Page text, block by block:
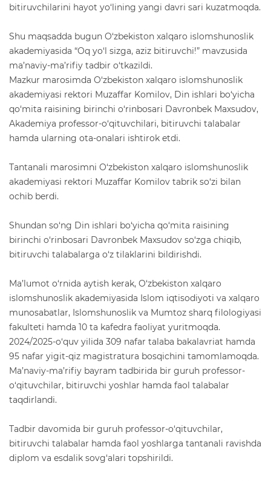
bitiruvchilarini hayot yo‘lining yangi davri sari kuzatmoqda.
Shu maqsadda bugun O‘zbekiston xalqaro islomshunoslik
akademiyasida “Oq yo‘l sizga, aziz bitiruvchi!” mavzusida
ma’naviy-ma’rifiy tadbir o‘tkazildi.
Mazkur marosimda O‘zbekiston xalqaro islomshunoslik
akademiyasi rektori Muzaffar Komilov, Din ishlari bo‘yicha
qo‘mita raisining birinchi o‘rinbosari Davronbek Maxsudov,
Akademiya professor-o‘qituvchilari, bitiruvchi talabalar
hamda ularning ota-onalari ishtirok etdi.
Tantanali marosimni O‘zbekiston xalqaro islomshunoslik
akademiyasi rektori Muzaffar Komilov tabrik so‘zi bilan
ochib berdi.
Shundan so‘ng Din ishlari bo‘yicha qo‘mita raisining
birinchi o‘rinbosari Davronbek Maxsudov so‘zga chiqib,
bitiruvchi talabalarga o‘z tilaklarini bildirishdi.
Ma’lumot o‘rnida aytish kerak, O‘zbekiston xalqaro
islomshunoslik akademiyasida Islom iqtisodiyoti va xalqaro
munosabatlar, Islomshunoslik va Mumtoz sharq filologiyasi
fakulteti hamda 10 ta kafedra faoliyat yuritmoqda.
2024/2025-o‘quv yilida 309 nafar talaba bakalavriat hamda
95 nafar yigit-qiz magistratura bosqichini tamomlamoqda.
Ma’naviy-ma’rifiy bayram tadbirida bir guruh professor-
o‘qituvchilar, bitiruvchi yoshlar hamda faol talabalar
taqdirlandi.
Tadbir davomida bir guruh professor-o‘qituvchilar,
bitiruvchi talabalar hamda faol yoshlarga tantanali ravishda
diplom va esdalik sovg‘alari topshirildi.